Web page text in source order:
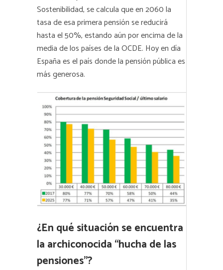
Sostenibilidad, se calcula que en 2060 la
tasa de esa primera pensión se reducirá
hasta el 50%, estando aún por encima de la
media de los países de la OCDE. Hoy en día
España es el país donde la pensión pública es
más generosa.
¿En qué situación se encuentra
la archiconocida “hucha de las
pensiones”?